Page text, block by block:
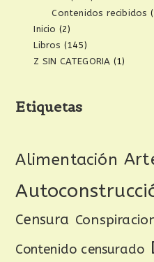
Contenidos recibidos
Inicio (2)
Libros (145)
Z SIN CATEGORIA (1)
Etiquetas
Alimentación
Censura
Contenido censurado